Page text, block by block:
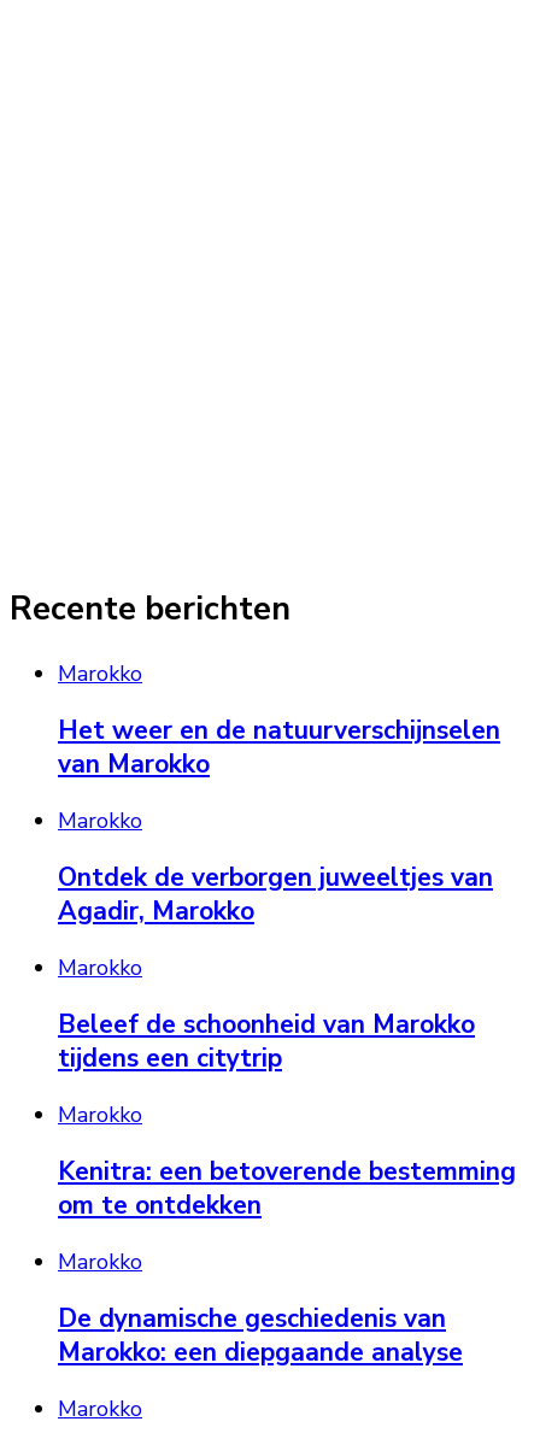
Recente berichten
Marokko
Het weer en de natuurverschijnselen
van Marokko
Marokko
Ontdek de verborgen juweeltjes van
Agadir, Marokko
Marokko
Beleef de schoonheid van Marokko
tijdens een citytrip
Marokko
Kenitra: een betoverende bestemming
om te ontdekken
Marokko
De dynamische geschiedenis van
Marokko: een diepgaande analyse
Marokko